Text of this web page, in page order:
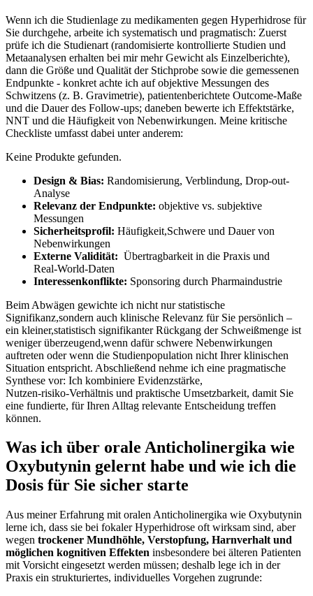
Wenn ich die Studienlage zu ⁢medikamenten gegen Hyperhidrose für
Sie durchgehe,⁤ arbeite ich⁣ systematisch ‍und pragmatisch: Zuerst
prüfe ich die Studienart ⁤(randomisierte kontrollierte Studien‌ und
Metaanalysen⁢ erhalten bei mir mehr ​Gewicht ⁣als Einzelberichte),
⁢dann die Größe und Qualität ⁢der ‌Stichprobe sowie die gemessenen
Endpunkte ⁣- ‍konkret ​achte ich⁤ auf objektive​ Messungen des
Schwitzens (z.⁣ B.​ Gravimetrie), ⁤patientenberichtete Outcome-Maße
⁢und ‌die Dauer des Follow-ups; daneben bewerte ‍ich ‍Effektstärke,​
NNT und die Häufigkeit von Nebenwirkungen. Meine kritische‍
Checkliste⁢ umfasst dabei unter anderem: ‍
Keine Produkte gefunden.
Design &‌ Bias: Randomisierung, Verblindung, ⁣Drop-out-
Analyse
Relevanz der Endpunkte: objektive vs. subjektive​
Messungen
Sicherheitsprofil: Häufigkeit,Schwere ⁣und Dauer von
Nebenwirkungen
Externe Validität: ⁤ Übertragbarkeit⁣ in die Praxis ⁤und
Real‑World‑Daten
Interessenkonflikte: Sponsoring durch Pharmaindustrie
Beim Abwägen gewichte ich nicht nur statistische
⁢Signifikanz,sondern⁣ auch klinische Relevanz für ‍Sie persönlich –
ein kleiner,statistisch signifikanter Rückgang der Schweißmenge‍ ist
weniger überzeugend,wenn dafür schwere Nebenwirkungen‌
auftreten oder wenn die Studienpopulation nicht Ihrer klinischen
Situation entspricht. Abschließend nehme ich eine pragmatische
Synthese‍ vor: Ich kombiniere Evidenzstärke,
Nutzen‑risiko‑Verhältnis und praktische Umsetzbarkeit, damit Sie
eine fundierte, für Ihren Alltag relevante Entscheidung treffen
können.
Was ich über orale ‍Anticholinergika​ wie
Oxybutynin gelernt⁤ habe und wie ich die
Dosis für Sie sicher starte
Aus ⁢meiner Erfahrung ‍mit oralen Anticholinergika ​wie Oxybutynin
lerne‍ ich, dass sie ⁢bei fokaler Hyperhidrose ⁢oft ⁣wirksam sind, aber
wegen trockener Mundhöhle, ‌Verstopfung, Harnverhalt​ und
möglichen kognitiven ‌Effekten insbesondere bei​ älteren ‌Patienten‌
mit Vorsicht eingesetzt⁣ werden müssen; deshalb lege ich in der
Praxis‍ ein​ strukturiertes,⁢ individuelles Vorgehen zugrunde: